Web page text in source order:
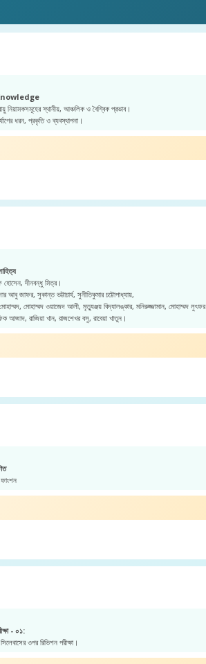
নিয়ামকসমূহের স্থানীয়, আঞ্চলিক ও বৈশ্বিক প্রভাব।
ধরন, প্রকৃতি ও ব্যবস্থাপনা।
হোসেন, দীনবন্ধু মিত্র।
আবু জাফর, সুকান্ত ভট্টাচার্য, সুনীতিকুমার চট্টোপাধ্যায়,
মোহাম্মদ ওয়াজেদ আলী, মৃত্যুঞ্জয় বিদ্যালঙ্কার, মনিরুজ্জামান, মোহাম্মদ লুৎফর
আজাদ, রাজিয়া খান, রাজশেখর বসু, রাবেয়া খাতুন।
- ০১:
ওপর রিভিশন পরীক্ষা।